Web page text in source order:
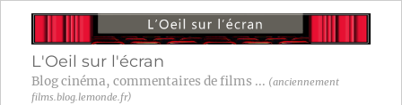
L'Oeil sur l'écran
Blog cinéma, commentaires de films ... (anciennement
films.blog.lemonde.fr)